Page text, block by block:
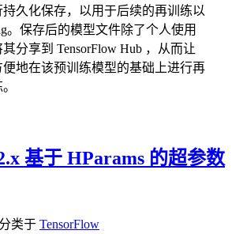
久化保存，以用于后续的再训练以
。保存后的模型文件除了个人使用
分享到 TensorFlow Hub ，从而让
地在该预训练模型的基础上进行再
基于 HParams 的超参数
分类于 TensorFlow